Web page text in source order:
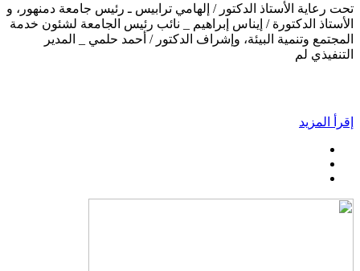
تحت رعاية الأستاذ الدكتور / إلهامي ترابيس ـ رئيس جامعة دمنهور، و
الأستاذ الدكتورة / إيناس إبراهيم _ نائب رئيس الجامعة لشئون خدمة
المجتمع وتنمية البيئة، وإشراف الدكتور / أحمد حلمي _ المدير
التنفيذي لم
إقرأ المزيد